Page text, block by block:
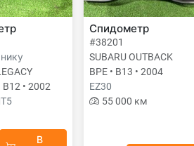
B12 • 2002
В
Спидометр
#38201
SUBARU OUTBACK
BPE • B13 • 2004
EZ30
55 000 км